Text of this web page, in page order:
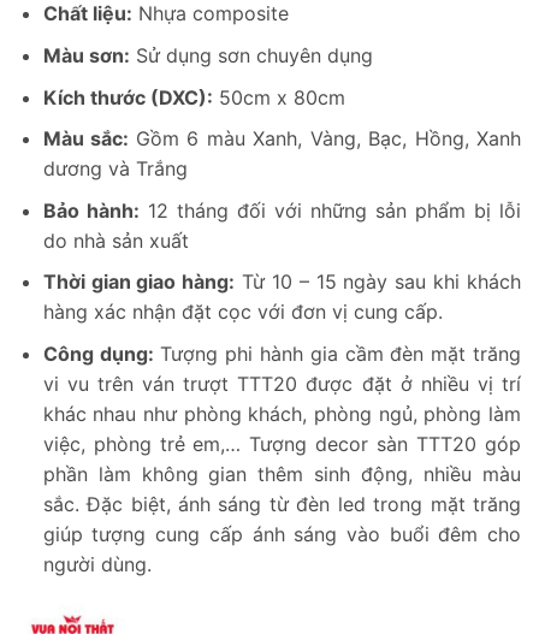
Chất liệu: Nhựa composite
Màu sơn: Sử dụng sơn chuyên dụng
Kích thước (DXC): 50cm x 80cm
Màu sắc: Gồm 6 màu Xanh, Vàng, Bạc, Hồng, Xanh
dương và Trắng
Bảo hành: 12 tháng đối với những sản phẩm bị lỗi
do nhà sản xuất
Thời gian giao hàng: Từ 10 – 15 ngày sau khi khách
hàng xác nhận đặt cọc với đơn vị cung cấp.
Công dụng: Tượng phi hành gia cầm đèn mặt trăng
vi vu trên ván trượt TTT20 được đặt ở nhiều vị trí
khác nhau như phòng khách, phòng ngủ, phòng làm
việc, phòng trẻ em,… Tượng decor sàn TTT20 góp
phần làm không gian thêm sinh động, nhiều màu
sắc. Đặc biệt, ánh sáng từ đèn led trong mặt trăng
giúp tượng cung cấp ánh sáng vào buổi đêm cho
người dùng.